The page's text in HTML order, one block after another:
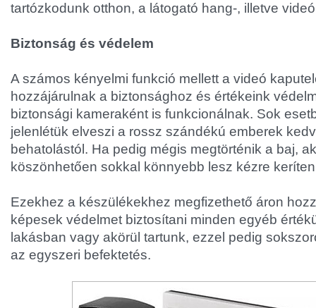
tartózkodunk otthon, a látogató hang-, illetve
Biztonság és védelem
A számos kényelmi funkció mellett a videó
hozzájárulnak a biztonsághoz és értékeink
biztonsági kameraként is funkcionálnak. Sok
jelenlétük elveszi a rossz szándékú emberek
behatolástól. Ha pedig mégis megtörténik a baj,
köszönhetően sokkal könnyebb lesz kézre
Ezekhez a készülékekhez megfizethető áron
képesek védelmet biztosítani minden egyéb
lakásban vagy akörül tartunk, ezzel pedig
az egyszeri befektetés.